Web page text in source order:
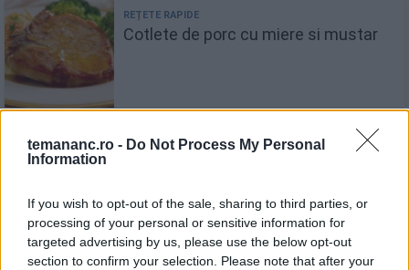
temananc.ro - Do Not Process My Personal
Information
If you wish to opt-out of the sale, sharing to third parties, or
processing of your personal or sensitive information for
targeted advertising by us, please use the below opt-out
section to confirm your selection. Please note that after your
Cotlete de porc cu miere si mustar
Recomandări
1 Mâncare de ardei gras cu brănză